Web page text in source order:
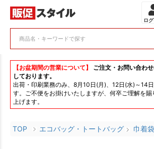
ロ
【お盆期間の営業について】
ご注文・お問い合わ
しております。
出荷・印刷業務のみ、8月10日(月)、12日(水)～14
す。ご不便をお掛けいたしますが、何卒ご理解を賜
上げます。
TOP エコバッグ・トートバッグ 巾着袋